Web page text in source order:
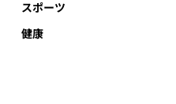
スポーツ
健康